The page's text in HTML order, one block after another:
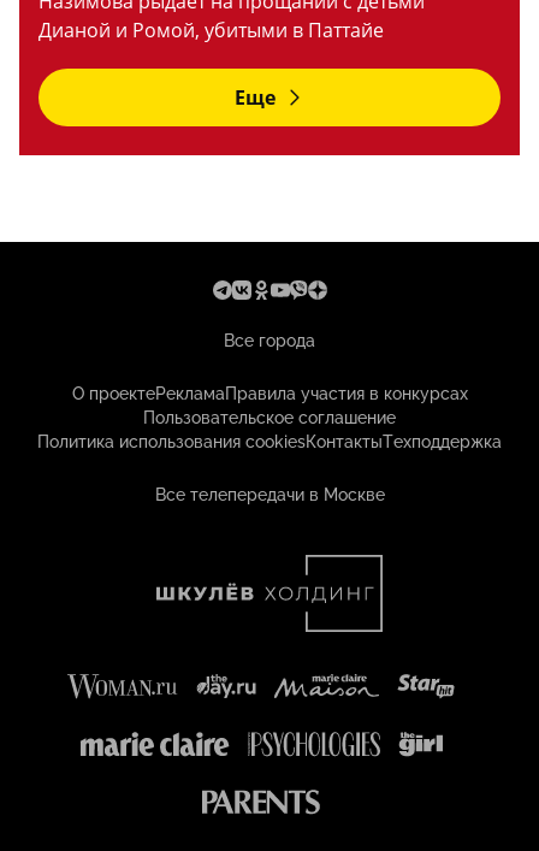
Дианой и Ромой, убитыми в Паттайе
Еще
Все города
О проектеРекламаПравила участия в конкурсах
Пользовательское соглашение
Политика использования cookiesКонтактыТехподдержка
Все телепередачи в Москве